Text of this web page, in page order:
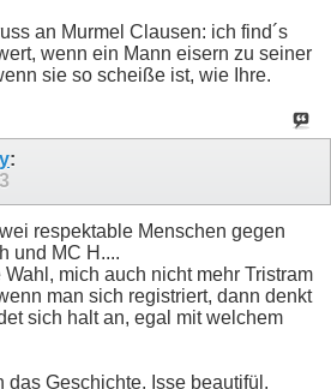
an Murmel Clausen: ich find´s
wenn ein Mann eisern zu seiner
sie so scheiße ist, wie Ihre.
:
respektable Menschen gegen
und MC H....
Wahl, mich auch nicht mehr Tristram
man sich registriert, dann denkt
sich halt an, egal mit welchem
das Geschichte. Isse beautifül.